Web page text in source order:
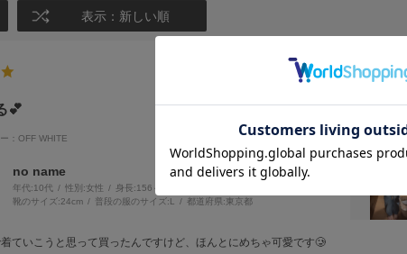
表示：新しい順
💕
：OFF WHITE
no name
年代:10代 性別:女性 身長:156～160cm
靴のサイズ:24cm 普段の服のサイズ:L 都道府県:東京都
ていこうと思って買ったんですけど、ほんとにめちゃ可愛です🥲‎